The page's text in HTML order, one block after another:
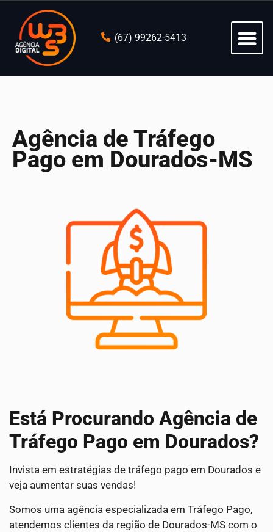
(67) 99262-5413
Agência de Tráfego
Pago em Dourados-MS
Está Procurando Agência de
Tráfego Pago em Dourados?
Invista em estratégias de tráfego pago em Dourados e
veja aumentar suas vendas!
Somos uma agência especializada em Tráfego Pago,
atendemos clientes da região de Dourados-MS com o